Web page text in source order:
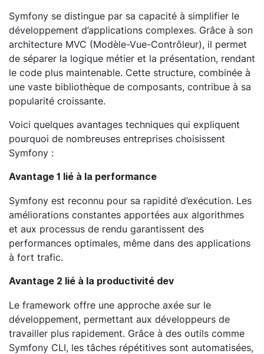
Symfony se distingue par sa capacité à simplifier le
développement d’applications complexes. Grâce à son
architecture MVC (Modèle-Vue-Contrôleur), il permet
de séparer la logique métier et la présentation, rendant
le code plus maintenable. Cette structure, combinée à
une vaste bibliothèque de composants, contribue à sa
popularité croissante.
Voici quelques avantages techniques qui expliquent
pourquoi de nombreuses entreprises choisissent
Symfony :
Avantage 1 lié à la performance
Symfony est reconnu pour sa rapidité d’exécution. Les
améliorations constantes apportées aux algorithmes
et aux processus de rendu garantissent des
performances optimales, même dans des applications
à fort trafic.
Avantage 2 lié à la productivité dev
Le framework offre une approche axée sur le
développement, permettant aux développeurs de
travailler plus rapidement. Grâce à des outils comme
Symfony CLI, les tâches répétitives sont automatisées,